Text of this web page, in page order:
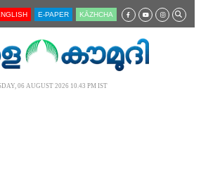
E-PAPER KĀZHCHA
06 AUGUST 2026 10.43 PM IST